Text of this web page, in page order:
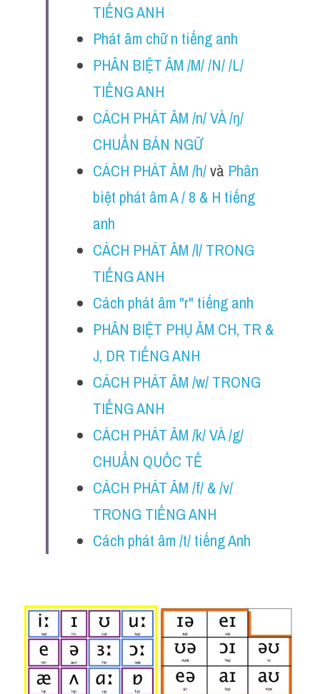
TIẾNG ANH
Phát âm chữ n tiếng anh
PHÂN BIỆT ÂM /M/ /N/ /L/
TIẾNG ANH
CÁCH PHÁT ÂM /n/ VÀ /ŋ/
CHUẨN BẢN NGỮ
CÁCH PHÁT ÂM /h/ và Phân
biệt phát âm A / 8 & H tiếng
anh
CÁCH PHÁT ÂM /l/ TRONG
TIẾNG ANH
Cách phát âm "r" tiếng anh
PHÂN BIỆT PHỤ ÂM CH, TR &
J, DR TIẾNG ANH
CÁCH PHÁT ÂM /w/ TRONG
TIẾNG ANH
CÁCH PHÁT ÂM /k/ VÀ /g/
CHUẨN QUỐC TẾ
CÁCH PHÁT ÂM /f/ & /v/
TRONG TIẾNG ANH
Cách phát âm /t/ tiếng Anh